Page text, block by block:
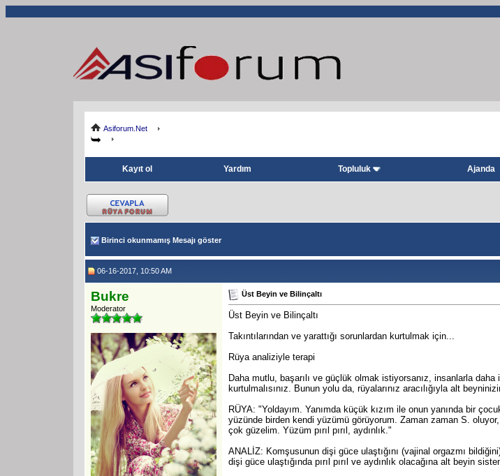
Asiforum.Net
Kayıt ol Yardım Topluluk Ajanda
Birinci okunmamış Mesajı göster
06-16-2017, 10:50 AM
Bukre
Moderator
Üst Beyin ve Bilinçaltı
Üst Beyin ve Bilinçaltı
Takıntılarından ve yarattığı sorunlardan kurtulmak için...
Rüya analiziyle terapi
Daha mutlu, başarılı ve güçlük olmak istiyorsanız, insanlarla
kurtulmalısınız. Bunun yolu da, rüyalarınız aracılığıyla alt
RÜYA: "Yoldayım. Yanımda küçük kızım ile onun yanında bir
yüzünde birden kendi yüzümü görüyorum. Zaman zaman S.
çok güzelim. Yüzüm pırıl pırıl, aydınlık."
ANALİZ: Komşusunun dişi güce ulaştığını (vajinal orgazmı
dişi güce ulaştığında pırıl pırıl ve aydınlık olacağına alt beyin